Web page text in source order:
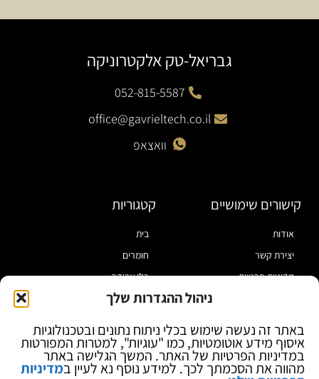
ניהול ההגדרות שלך
באתר זה נעשה שימוש בכלי ניתוח נתונים ובטכנולוגיות
איסוף מידע אוטומטיות, כמו "עוגיות", למטרות המפורטות
במדיניות הפרטיות של האתר. המשך הגלישה באתר
מהווה את הסכמתך לכך. למידע נוסף נא לעיין במדיניות
גבריאל-טק אלקטרוניקה
052-815-5587
office@gavrieltech.co.il
וואצאפ
קישורים שימושיים
אודות
יצירת קשר
מדיניות פרטיות
בלוג
קטגוריות
בית
חומרים
כלי עבודה
מוצרי הלחמה
ספקי כח ומודדים
ציוד אופטי להגדלה